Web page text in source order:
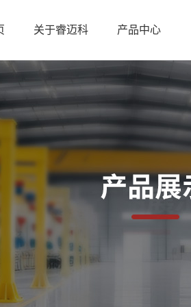
关于睿迈科 产品中心